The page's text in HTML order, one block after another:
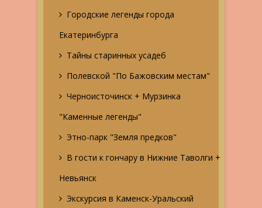
Городские легенды города
Екатеринбурга
Тайны старинных усадеб
Полевской "По Бажовским местам"
Черноисточинск + Мурзинка
"Каменные легенды"
Этно-парк "Земля предков"
В гости к гончару в Нижние Таволги +
Невьянск
Экскурсия в Каменск-Уральский